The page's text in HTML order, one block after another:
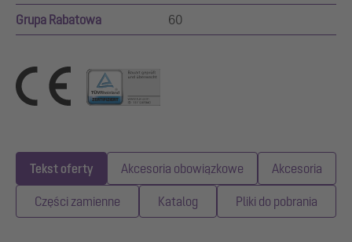
Grupa Rabatowa 60
Tekst oferty Akcesoria obowiązkowe Akcesoria
Części zamienne Katalog Pliki do pobrania